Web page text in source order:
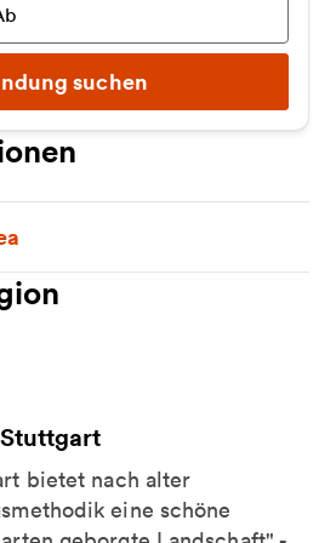
suchen
bietet nach alter
eine schöne
Chinesischer Garten